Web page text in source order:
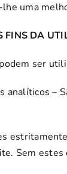
uma
FINS DA
ser
analíticos –
Sem estes